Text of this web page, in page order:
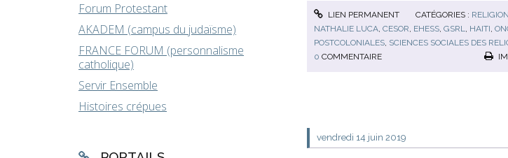
Forum Protestant
AKADEM (campus du judaïsme)
FRANCE FORUM (personnalisme
catholique)
Servir Ensemble
Histoires crépues
LIEN PERMANENT CATÉGORIES :
NATHALIE LUCA, CESOR, EHESS, GSRL, HAITI,
POSTCOLONIALES, SCIENCES SOCIALES DES
0 COMMENTAIRE
vendredi 14 juin 2019